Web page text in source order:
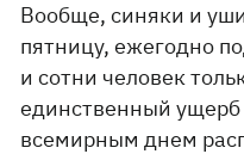
Вообще, синяки и
пятницу, ежегодно
и сотни человек
единственный
всемирным днем